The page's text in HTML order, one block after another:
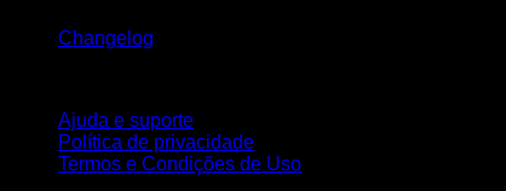
Changelog
Ajuda e suporte
Política de privacidade
Termos e Condições de Uso